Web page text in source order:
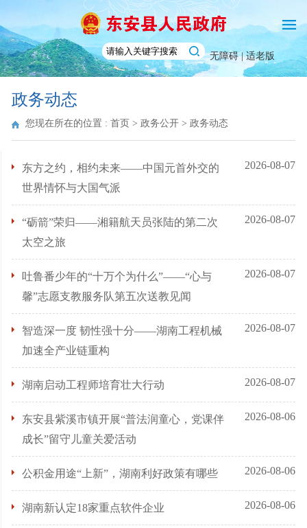
无障碍 |适老版
政务动态
您现在所在的位置 : 首页 > 政务公开 > 政务动态
东方之约，相约未来——中国元首外交的
世界情怀与大国气派
2026-08-07
“砺箭”荣归——湘籍航天员张陆的第二次
太空之旅
2026-08-07
吐鲁番少年的“十万个为什么”——“心与
馨”志愿支教服务队第五次送教见闻
2026-08-07
智造深一度 韧性强十分——湖南工程机械
加速全产业链重构
2026-08-07
湖南启动工程师培育壮大行动 2026-08-07
东安县紫溪市镇开展“普法润童心，党课伴
成长”留守儿童关爱活动
2026-08-06
公积金用途“上新”，湖南利好政策有哪些 2026-08-06
湖南新认定18家重点软件企业 2026-08-06